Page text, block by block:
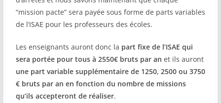
Forum
Boutique
“mission pacte” sera payée sous forme de parts variables
de l’ISAE pour les professeurs des écoles.
Les enseignants auront donc la part fixe de l’ISAE qui
sera portée pour tous à 2550€ bruts par an et ils auront
une part variable supplémentaire de 1250, 2500 ou 3750
€ bruts par an en fonction du nombre de missions
qu’ils accepteront de réaliser.